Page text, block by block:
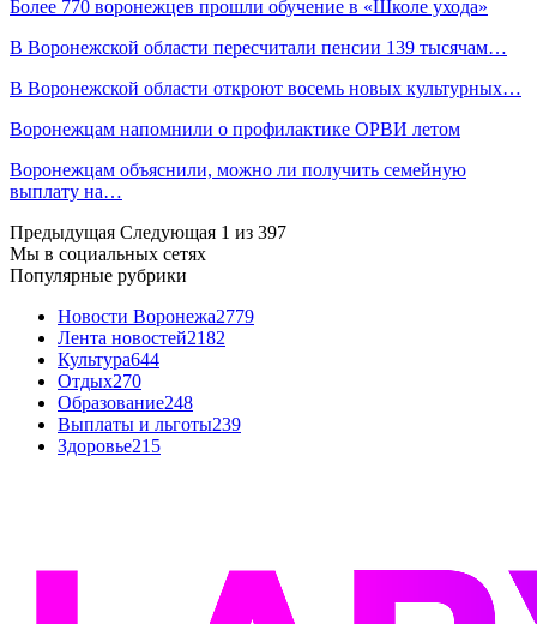
Более 770 воронежцев прошли обучение в «Школе ухода»
В Воронежской области пересчитали пенсии 139 тысячам…
В Воронежской области откроют восемь новых культурных…
Воронежцам напомнили о профилактике ОРВИ летом
Воронежцам объяснили, можно ли получить семейную
выплату на…
Предыдущая Следующая 1 из 397
Мы в социальных сетях
Популярные рубрики
Новости Воронежа2779
Лента новостей2182
Культура644
Отдых270
Образование248
Выплаты и льготы239
Здоровье215